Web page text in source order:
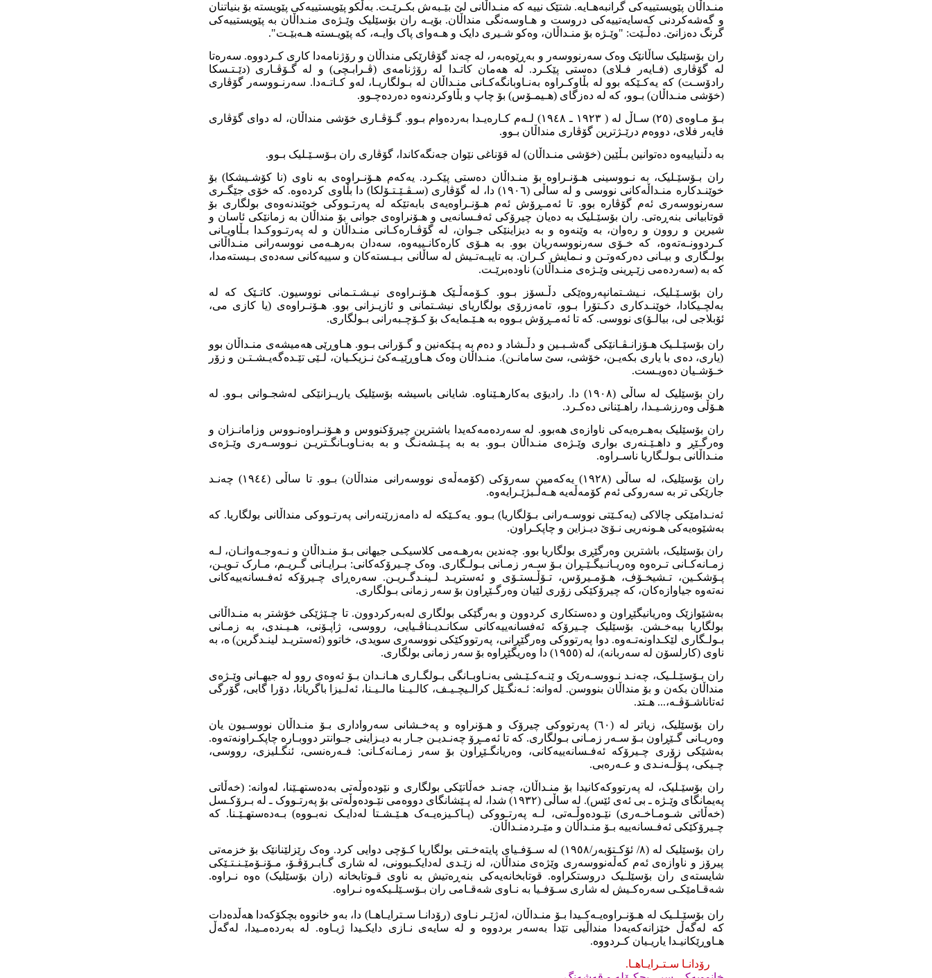
منـداڵان پێویستییەکی گرانبەهـایە. شتێک نییە کە منـداڵانی لێ بێـبەش بکـرێـت. بەڵکو پێویستییەکی پێویستە بۆ بنیاتنان
و گەشەکردنی کەسایەتییەکی دروست و هـاوسەنگی منداڵان. بۆیـە ران بۆسێلیک وێـژەی منـداڵان بە پێویستییەکی
گرنگ دەزانێ. دەڵـێت: "وێـژە بۆ منـداڵان، وەکو شـیری دایک و هـەوای پاک وایـە، کە پێویـستە هـەبێـت".
ران بۆسێلیک ساڵانێک وەک سەرنووسەر و بەڕێوەبەر، لە چەند گۆڤارێکی منداڵان و رۆژنامەدا کاری کـردووە. سەرەتا
لە گۆڤاری (فـایەر فـلای) دەستی پێکـرد. لە هەمان کاتـدا لە رۆژنامەی (ڤـرابـچی) و لە گـۆڤـاری (دێـتـسکا
رادۆسـت) کە یەکـێکە بوو لە بڵاوکـراوە بەنـاوبانگەکـانی منـداڵان لە بـولگاریـا، لەو کـاتـەدا. سەرنـووسەر گۆڤاری
(خۆشی منـداڵان) بـوو، کە لە دەزگای (هـیمـۆس) بۆ چاپ و بڵاوکردنەوە دەردەچـوو.
بـۆ مـاوەی (٢٥) سـاڵ لە ( ١٩٢٣ ـ ١٩٤٨) لـەم کـارەیـدا بەردەوام بـوو. گـۆڤـاری خۆشی منداڵان، لە دوای گۆڤاری
فایەر فلای، دووەم درێـژترین گۆڤاری منداڵان بـوو.
بە دڵنیاییەوە دەتوانین بـڵێین (خۆشی منـداڵان) لە قۆناغی نێوان جەنگەکاندا، گۆڤاری ران بـۆسـێـلیک بـوو.
ران بـۆسێـلیک، بە نـووسینی هـۆنـراوە بۆ منـداڵان دەستی پێکـرد. یەکەم هـۆنـراوەی بە ناوی (نا کۆشـیشکا) بۆ
خوێنـدکارە منـداڵەکانی نووسی و لە ساڵی (١٩٠٦) دا، لە گۆڤاری (سـڤـێـتـۆلکا) دا بڵاوی کردەوە. کە خۆی جێگـری
سەرنووسەری ئەم گۆڤارە بوو. تا ئەمـڕۆش ئەم هـۆنـراوەیەی بابەتێکە لە پەرتـووکی خوێندنەوەی بولگاری بۆ
قوتابیانی بنەڕەتی. ران بۆسێـلیک بە دەیان چیرۆکی ئەفـسانەیی و هـۆنراوەی جوانی بۆ منداڵان بە زمانێکی ئاسان و
شیرین و روون و رەوان، بە وێنەوە و بە دیزاینێکی جـوان، لە گۆڤـارەکـانی منـداڵان و لە پەرتـووکـدا بـڵاویـانی
کـردوونـەتەوە، کە خـۆی سەرنووسەریان بوو. بە هـۆی کارەکانـییەوە، سەدان بەرهـەمی نووسەرانی منـداڵانی
بولـگاری و بیـانی دەرکەوتـن و نـمایش کـران. بە تایبـەتـیش لە ساڵانی بـیـستەکان و سییەکانی سەدەی بـیستەمدا،
کە بە (سەردەمی زێـڕینی وێـژەی منـداڵان) ناودەبرێـت.
ران بۆسـێـلیک، نـیشـتمانپەروەێکی دڵـسۆز بـوو. كـۆمەڵـێک هـۆنـراوەی نیـشـتـمانی نووسیون. کاتـێک کە لە
بەلچـیکادا، خوێنـدکاری دکـتۆرا بـوو، تامەزرۆی بولگاریای نیشـتمانی و ئازیـزانی بوو. هـۆنـراوەی (یا کازی می،
ئۆبلاجی لی، بیالـۆ)ی نووسی. کە تا ئەمـڕۆش بـووە بە هـێـمایەک بۆ کـۆچـبەرانی بـولگاری.
ران بۆسێـلـیک هـۆزانـڤـانێکی گەشـبـین و دڵـشاد و دەم بە پـێکەنین و گـۆرانی بـوو. هـاوڕێی هەمیشەی منـداڵان بوو
(یاری، دەی با یاری بکەیـن، خۆشی، سێ سامانـن). منـداڵان وەک هـاوڕێیـەکئ نـزیکـیان، لـێی تێـدەگەیـشـتـن و زۆر
خـۆشـیان دەویـست.
ران بۆسێلیک لە ساڵی (١٩٠٨) دا. رادیۆی بەکارهـێناوە. شایانی باسیشە بۆسێلیک یاریـزانێکی لەشجـوانی بـوو. لە
هـۆڵی وەرزشـیـدا، راهـێنانی دەکـرد.
ران بۆسێلیک بەهـرەیەکی ناوازەی هەبوو. لە سەردەمەکەیدا باشترین چیرۆکنووس و هـۆنـراوەنـووس وزامانـزان و
وەرگـێڕ و داهـێـنەری بواری وێـژەی منـداڵان بـوو. بە بە پـێـشەنـگ و بە بەنـاوبـانگـتریـن نـووسـەری وێـژەی
منـداڵانی بـولـگاریا ناسـراوە.
ران بۆسێلیک، لە ساڵی (١٩٢٨) یەکەمین سەرۆکی (کۆمەڵەی نووسەرانی منداڵان) بـوو. تا ساڵی (١٩٤٤) چەنـد
جارێکی تر بە سەروکی ئەم کۆمەڵەیە هـەڵـبژێـرایەوە.
ئەنـدامێکی چالاکی (یەکـێتی نووسـەرانی بـۆلگاریا) بـوو. یەکـێکە لە دامەزرێنەرانی پەرتـووکی منداڵانی بولگاریا. کە
بەشێوەیەکی هـونەریی نـۆێ دیـزاین و چاپکـراون.
ران بۆسێلیک، باشترین وەرگێڕی بولگاریا بوو. چەندین بەرهـەمی کلاسیکـی جیهانی بـۆ منـداڵان و نـەوجـەوانـان، لـە
زمـانەکـانی تـرەوە وەریـانـیگـێـڕان بـۆ سـەر زمـانی بـولـگاری. وەک چـیرۆکەکانی: بـرایـانی گـریـم، مـارک تـویـن،
پـۆشکـین، تـشیخـۆف، هـۆمـیرۆس، تـۆڵـستـۆی و ئەستریـد لـینـدگـریـن. سەرەڕای چـیرۆکە ئەفـسانەییەکانی
نەتەوە جیاوازەکان، کە چیرۆکێکی زۆری لێیان وەرگـێڕاون بۆ سەر زمانی بـولگاری.
بەشێوازێک وەریانیگێڕاون و دەستکاری کردوون و بەرگێکی بولگاری لەبەرکردوون. تا چـێژێکی خۆشتر بە منـداڵانی
بولگاریا ببەخـشن. بۆسێلیک چـیرۆکە ئەفسانەییەکانی سکانـدیـناڤـیایی، رووسی، ژاپـۆنی، هـیـندی، بە زمـانی
بـولـگاری لێکـداونەتـەوە. دوا پەرتووکی وەرگێڕانی، پەرتووکێکی نووسەری سویدی، خاتوو (ئەستریـد لینـدگرین) ە، بە
ناوی (کارلسۆن لە سەربانە)، لە (١٩٥٥) دا وەریگێڕاوە بۆ سەر زمانی بولگاری.
ران بـۆسێـلـیک، چەنـد نـووسـەرێک و ێنـەکـێـشی بەنـاوبـانگی بـولگـاری هـانـدان بـۆ ئەوەی روو لە جیهـانی وێـژەی
منداڵان بکەن و بۆ منداڵان بنووسن. لەوانە: ئـەنگـێل کرالـیچـیـف، کالـیـنا مالـیـنا، ئەلـیزا باگریانا، دۆرا گابی، گۆرگی
ئەتاناشـۆڤـە،... هـتد.
ران بۆسێلیک، زیاتر لە (٦٠) پەرتووکی چيرۆک و هـۆنراوە و پەخـشانی سەرواداری بـۆ منـداڵان نووسـیون یان
وەریـانی گـێڕاون بـۆ سـەر زمـانی بـولگاری. کە تا ئەمـڕۆ چەنـدیـن جـار بە دیـزاینی جـوانتر دووبـارە چاپکـراونەتەوە.
بەشێکی زۆری چـیرۆکە ئەفـسانەییەکانی، وەریانگـێڕاون بۆ سەر زمـانەکـانی: فـەرەنسی، ئنگـلیزی، رووسی،
چـیکی، پـۆڵـەنـدی و عـەرەبی.
ران بۆسێـلیک، لە پەرتووکەکانیدا بۆ منـداڵان، چەنـد خەڵاتێکی بولگاری و نێودەوڵەتی بەدەستهـێنا، لەوانە: (خەڵاتی
پەیمانگای وێـژە ـ بی ئەی ئێس). لە ساڵی (١٩٣٢) شدا، لە پـێشانگای دووەمی نێـودەوڵەتی بۆ پەرتـووک ـ لە بـرۆکـسل
(خەڵاتی شـومـاخـەری) نێـودەوڵـەتی، لـە پەرتـووکی (پـاکـیزەیـەک هـێـشـتا لەدایـک نەبـووە) بـەدەستهـێـنا. کە
چـیرۆکێکی ئەفـسانەییە بـۆ منـداڵان و مێـردمنـداڵان.
ران بۆسێلیک لە (٨/ ئۆکـتۆبەر/١٩٥٨) لە سـۆفـیای پایتەخـتی بولگاریا کـۆچی دوایی کرد. وەک رێزلێنانێک بۆ خزمەتی
پیرۆز و ناوازەی ئەم کەڵەنووسەری وێژەی منداڵان، لە زێـدی لەدایکـبوونی، لە شاری گـابـرۆڤـۆ، مـۆنـۆمێـنـتـێکی
شایستەی ران بۆسێلـیک دروستکراوە. قوتابخانەیەکی بنەڕەتیش بە ناوی قـوتابخانە (ران بۆسێلیک) ەوە نـراوە.
شەقـامێکـی سەرەکـيش لە شاری سـۆفـیا بە نـاوی شەقـامی ران بـۆسـێلـیکەوە نـراوە.
ران بۆسێـلـیک لە هـۆنـراوەیـەکـیدا بـۆ منـداڵان، لەژێـر نـاوی (رۆدانـا سـترایـاهـا) دا، بەو خانووە بچکۆکەدا هەڵدەدات
کە لەگەڵ خێزانەکەیەدا منداڵیی تێدا بەسەر بردووە و لە سایەی نـازی دایکـیدا ژیـاوە. لە بەردەمـیدا، لەگەڵ
هـاوڕێکانیـدا یاریـیان کـردووە.
رۆدانـا سـتـرایـاهـا.